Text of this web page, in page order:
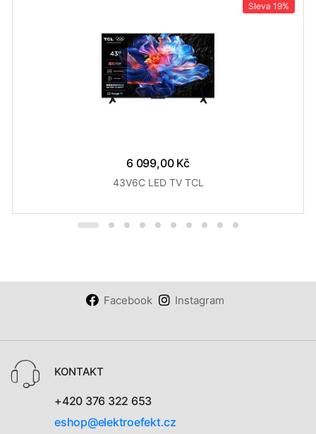
Sleva 19%
6 099,00 Kč
43V6C LED TV TCL
Facebook Instagram
KONTAKT
+420 376 322 653
eshop@elektroefekt.cz